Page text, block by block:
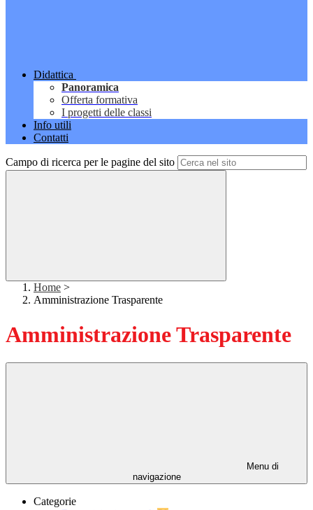
Didattica
Panoramica
Offerta formativa
I progetti delle classi
Info utili
Contatti
Campo di ricerca per le pagine del sito
Home >
Amministrazione Trasparente
Amministrazione Trasparente
Menu di
navigazione
Categorie